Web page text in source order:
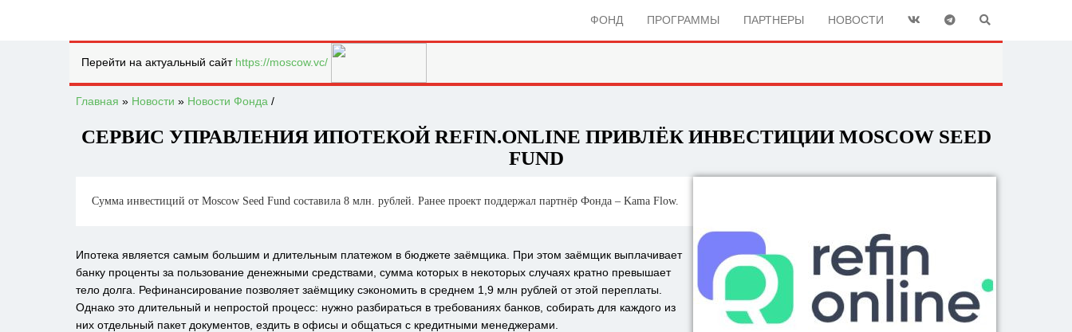
ФОНД ПРОГРАММЫ ПАРТНЕРЫ НОВОСТИ
Перейти на актуальный сайт https://moscow.vc/
Главная » Новости » Новости Фонда /
СЕРВИС УПРАВЛЕНИЯ ИПОТЕКОЙ REFIN.ONLINE ПРИВЛЁК ИНВЕСТИЦИИ MOSCOW SEED
FUND
Сумма инвестиций от Moscow Seed Fund составила 8 млн. рублей. Ранее проект поддержал партнёр Фонда – Kama Flow.
Ипотека является самым большим и длительным платежом в бюджете заёмщика. При этом заёмщик выплачивает
банку проценты за пользование денежными средствами, сумма которых в некоторых случаях кратно превышает
тело долга. Рефинансирование позволяет заёмщику сэкономить в среднем 1,9 млн рублей от этой переплаты.
Однако это длительный и непростой процесс: нужно разбираться в требованиях банков, собирать для каждого из
них отдельный пакет документов, ездить в офисы и общаться с кредитными менеджерами.